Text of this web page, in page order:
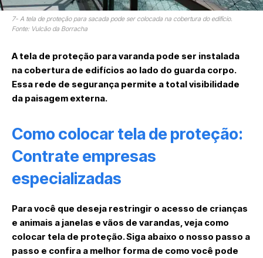
7- A tela de proteção para sacada pode ser colocada na cobertura do edifício.
Fonte: Vulcão da Borracha
A tela de proteção para varanda pode ser instalada
na cobertura de edifícios ao lado do guarda corpo.
Essa rede de segurança permite a total visibilidade
da paisagem externa.
Como colocar tela de proteção:
Contrate empresas
especializadas
Para você que deseja restringir o acesso de crianças
e animais a janelas e vãos de varandas, veja como
colocar tela de proteção. Siga abaixo o nosso passo a
passo e confira a melhor forma de como você pode